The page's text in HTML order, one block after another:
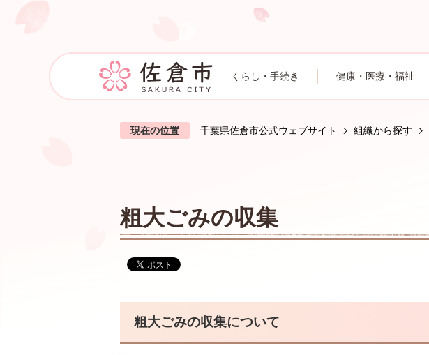
くらし・手続き 健康・医療・福祉
現在の位置 千葉県佐倉市公式ウェブサイト 組織から探す
粗大ごみの収集
粗大ごみの収集について